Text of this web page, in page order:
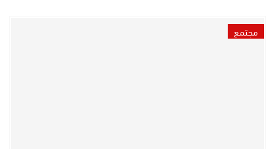
مجتمع